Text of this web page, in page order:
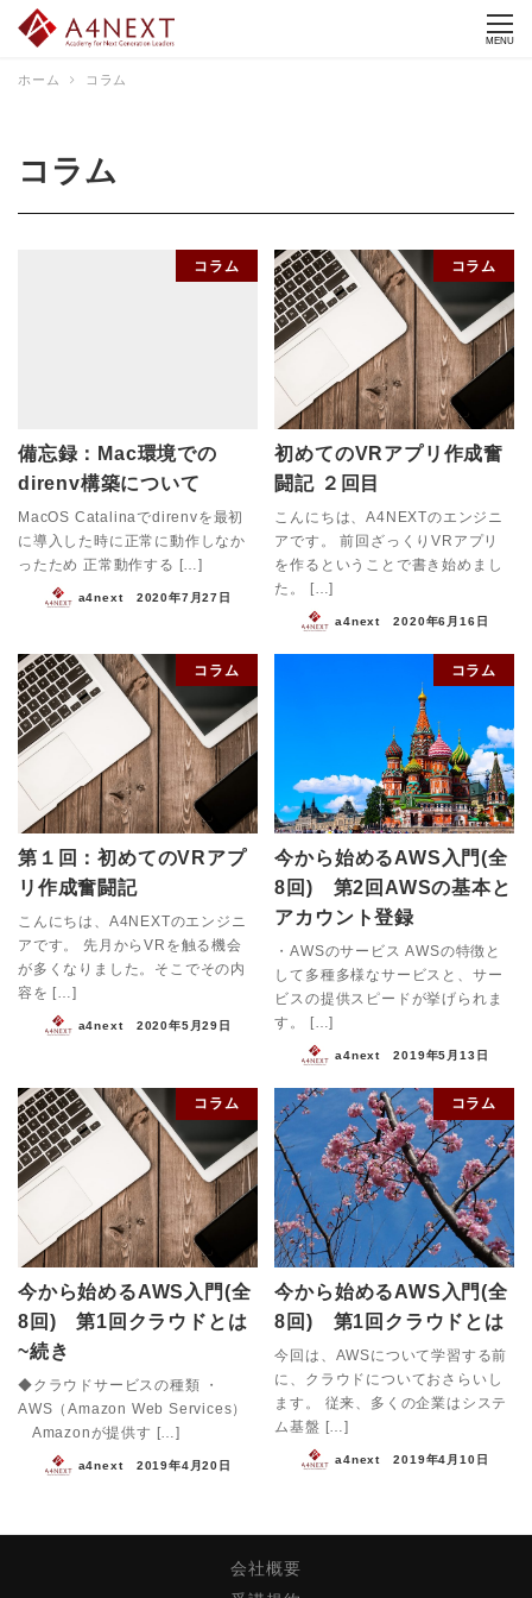
MENU
ホーム コラム
コラム
コラム
備忘録：Mac環境での
direnv構築について
MacOS Catalinaでdirenvを最初
に導入した時に正常に動作しなか
ったため 正常動作する […]
a4next 2020年7月27日
コラム
初めてのVRアプリ作成奮
闘記 ２回目
こんにちは、A4NEXTのエンジニ
アです。 前回ざっくりVRアプリ
を作るということで書き始めまし
た。 […]
a4next 2020年6月16日
コラム
第１回：初めてのVRアプ
リ作成奮闘記
こんにちは、A4NEXTのエンジニ
アです。 先月からVRを触る機会
が多くなりました。そこでその内
容を […]
a4next 2020年5月29日
コラム
今から始めるAWS入門(全
8回) 第2回AWSの基本と
アカウント登録
・AWSのサービス AWSの特徴と
して多種多様なサービスと、サー
ビスの提供スピードが挙げられま
す。 […]
a4next 2019年5月13日
コラム
今から始めるAWS入門(全
8回) 第1回クラウドとは
~続き
◆クラウドサービスの種類 ・
AWS（Amazon Web Services）
Amazonが提供す […]
a4next 2019年4月20日
コラム
今から始めるAWS入門(全
8回) 第1回クラウドとは
今回は、AWSについて学習する前
に、クラウドについておさらいし
ます。 従来、多くの企業はシステ
ム基盤 […]
a4next 2019年4月10日
会社概要